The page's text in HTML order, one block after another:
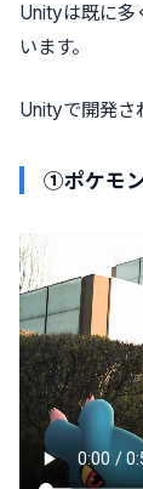
Unityは既に多
います。
Unityで開発さ
①ポケモ